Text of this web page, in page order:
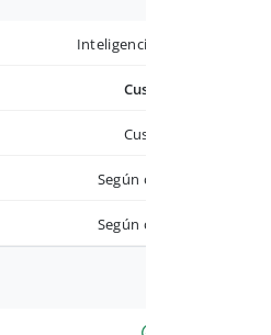
Inteligencia avanzada
Custom
Custom
Según contrato
Según contrato